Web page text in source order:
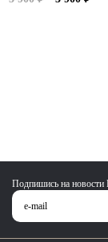
Подпишись на